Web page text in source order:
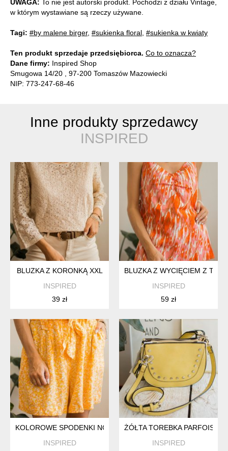
UWAGA: To nie jest autorski produkt. Pochodzi z działu Vintage,
w którym wystawiane są rzeczy używane.
Tagi: #by malene birger, #sukienka floral #sukienka w kwiaty
Ten produkt sprzedaje przedsiębiorca. Co to oznacza?
Dane firmy: Inspired Shop
Smugowa 14/20 , 97-200 Tomaszów Mazowiecki
NIP: 773-247-68-46
Inne produkty sprzedawcy
INSPIRED
BLUZKA Z KORONKĄ XXL
INSPIRED
39 zł
BLUZKA Z WYCIĘCIEM Z
INSPIRED
59 zł
KOLOROWE SPODENKI NOWE 42
INSPIRED
ŻÓŁTA TOREBKA PARFOIS
INSPIRED